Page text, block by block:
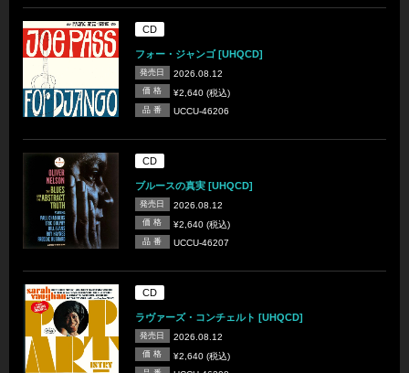
CD
フォー・ジャンゴ [UHQCD]
発売日 2026.08.12
価 格 ¥2,640 (税込)
品 番 UCCU-46206
CD
ブルースの真実 [UHQCD]
発売日 2026.08.12
価 格 ¥2,640 (税込)
品 番 UCCU-46207
CD
ラヴァーズ・コンチェルト [UHQCD]
発売日 2026.08.12
価 格 ¥2,640 (税込)